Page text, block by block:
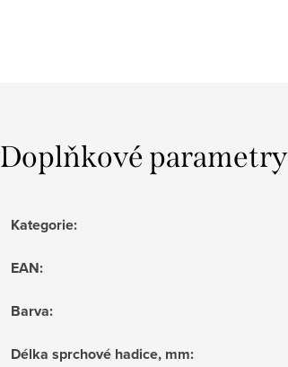
Doplňkové parametry
Kategorie:
EAN:
Barva:
Délka sprchové hadice, mm: